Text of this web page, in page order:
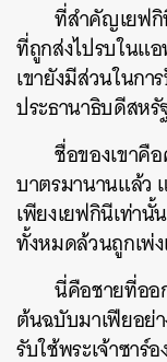
ที่สำคัญเยฟกิ
ที่ถูกส่งไปรบในแอ
เขายังมีส่วนในก
ประธานาธิบดีสหรั
ชื่อของเขาคื
บาตรมานานแล้ว
เพียงเยฟกินีเท่า
ทั้งหมดล้วนถูกเพ่
นี่คือชายที่ออ
ต้นฉบับมาเฟียอย่
รับใช้พระเจ้าซา